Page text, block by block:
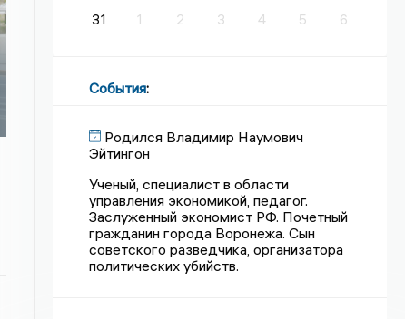
31
1 2 3 4 5 6
События:
Родился Владимир Наумович
Эйтингон
Ученый, специалист в области
управления экономикой, педагог.
Заслуженный экономист РФ. Почетный
гражданин города Воронежа. Сын
советского разведчика, организатора
политических убийств.